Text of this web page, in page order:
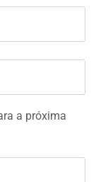
a próxima